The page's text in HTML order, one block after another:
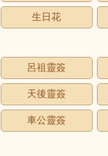
生日花
呂祖靈簽
天後靈簽
車公靈簽